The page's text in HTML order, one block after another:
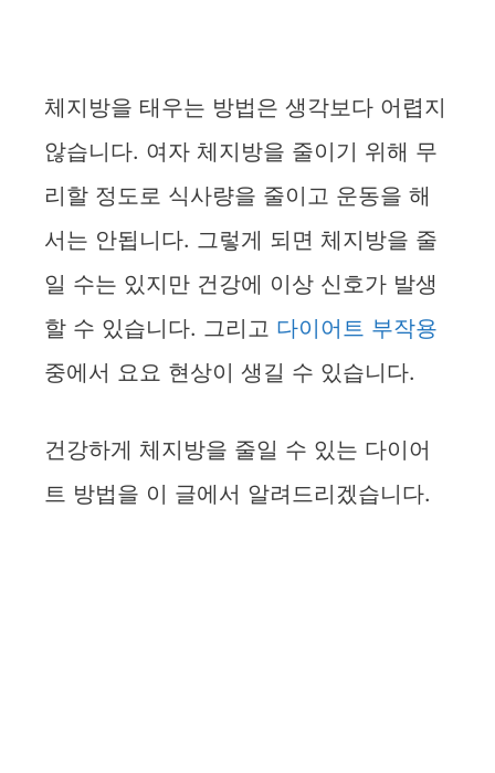
체지방을 태우는 방법은 생각보다 어렵지
않습니다. 여자 체지방을 줄이기 위해 무
리할 정도로 식사량을 줄이고 운동을 해
서는 안됩니다. 그렇게 되면 체지방을 줄
일 수는 있지만 건강에 이상 신호가 발생
할 수 있습니다. 그리고 다이어트 부작용
중에서 요요 현상이 생길 수 있습니다.
건강하게 체지방을 줄일 수 있는 다이어
트 방법을 이 글에서 알려드리겠습니다.